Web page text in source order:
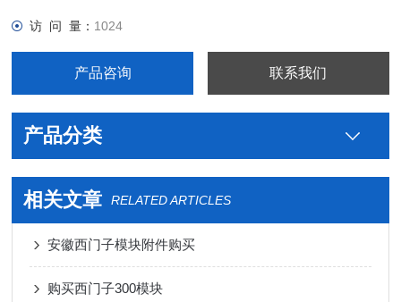
访 问 量： 1024
产品咨询 联系我们
产品分类
相关文章 RELATED ARTICLES
安徽西门子模块附件购买
购买西门子300模块